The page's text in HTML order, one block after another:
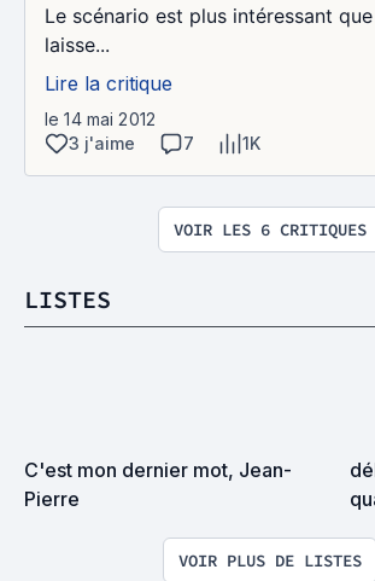
Le scénario est plus intéressant
laisse...
Lire la critique
le 14 mai 2012
3 j'aime
7 1K
VOIR LES 6 CRITIQUES
LISTES
C'est mon dernier mot, Jean-
Pierre
VOIR PLUS DE LISTES